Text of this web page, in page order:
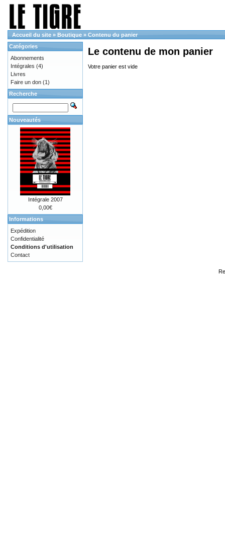
Accueil du site » Boutique » Contenu du panier
Le contenu de mon panier
Votre panier est vide
Catégories
Abonnements
Intégrales (4)
Livres
Faire un don (1)
Recherche
Nouveautés
Intégrale 2007
0,00€
Informations
Expédition
Confidentialité
Conditions d'utilisation
Contact